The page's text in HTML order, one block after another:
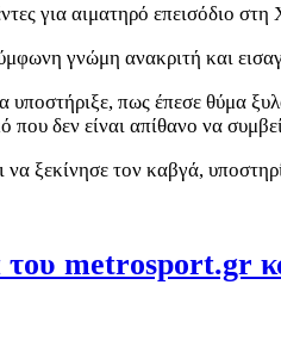
για αιματηρό επεισόδιο
γνώμη ανακριτή και
υποστήριξε, πως έπεσε θύμα
που δεν είναι απίθανο να
ξεκίνησε τον καβγά,
metrosport.gr